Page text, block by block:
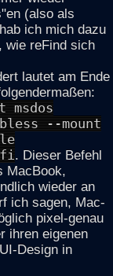
(also als
ich mich dazu
wie reFind sich
lautet am Ende
msdos
--mount
. Dieser Befehl
MacBook,
wieder an
ich sagen, Mac-
pixel-genau
ihren eigenen
Design in